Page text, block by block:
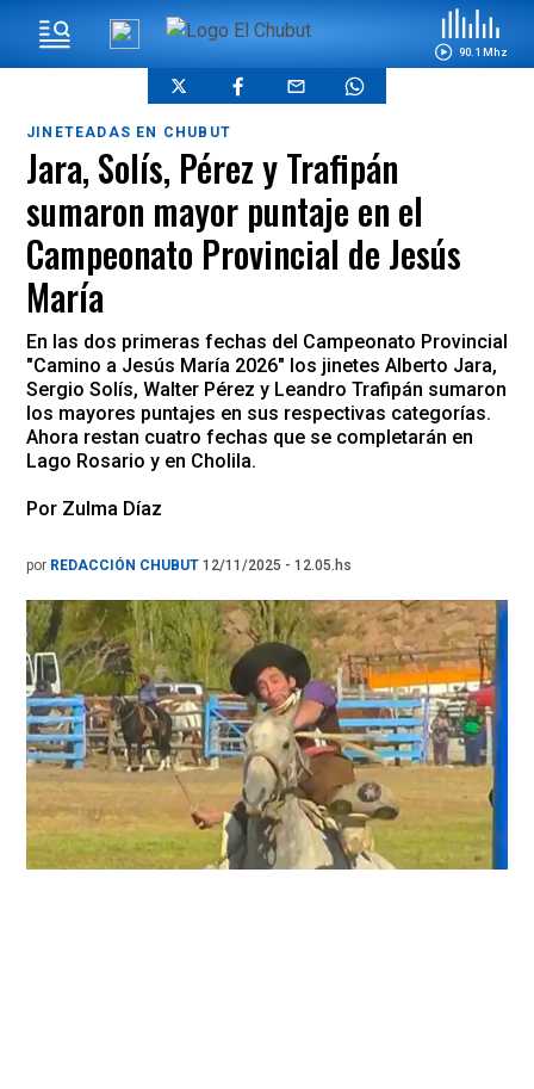
90.1 Mhz
JINETEADAS EN CHUBUT
Jara, Solís, Pérez y Trafipán
sumaron mayor puntaje en el
Campeonato Provincial de Jesús
María
En las dos primeras fechas del Campeonato Provincial
"Camino a Jesús María 2026" los jinetes Alberto Jara,
Sergio Solís, Walter Pérez y Leandro Trafipán sumaron
los mayores puntajes en sus respectivas categorías.
Ahora restan cuatro fechas que se completarán en
Lago Rosario y en Cholila.
Por Zulma Díaz
por REDACCIÓN CHUBUT 12/11/2025 - 12.05.hs